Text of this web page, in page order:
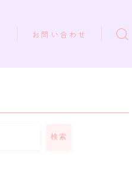
お問い合わせ
検索